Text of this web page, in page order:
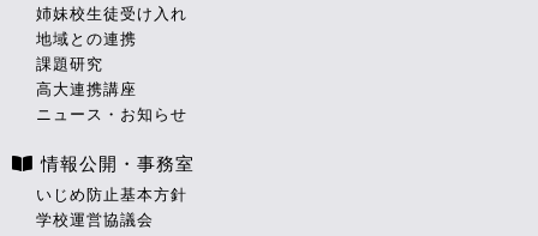
姉妹校生徒受け入れ
地域との連携
課題研究
高大連携講座
ニュース・お知らせ
情報公開・事務室
いじめ防止基本方針
学校運営協議会